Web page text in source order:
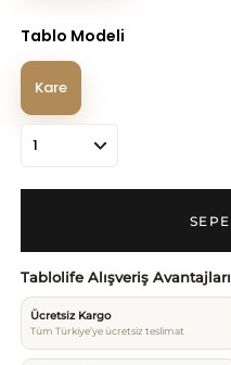
Tablo Modeli
Kare
Tablolife Alışveriş Avantajları
Ücretsiz Kargo
Tüm Türkiye’ye ücretsiz teslimat